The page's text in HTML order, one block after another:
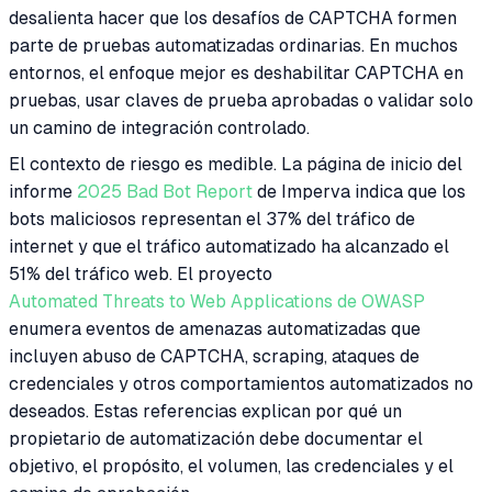
desalienta hacer que los desafíos de CAPTCHA formen
parte de pruebas automatizadas ordinarias. En muchos
entornos, el enfoque mejor es deshabilitar CAPTCHA en
pruebas, usar claves de prueba aprobadas o validar solo
un camino de integración controlado.
El contexto de riesgo es medible. La página de inicio del
informe 2025 Bad Bot Report de Imperva indica que los
bots maliciosos representan el 37% del tráfico de
internet y que el tráfico automatizado ha alcanzado el
51% del tráfico web. El proyecto
Automated Threats to Web Applications de OWASP
enumera eventos de amenazas automatizadas que
incluyen abuso de CAPTCHA, scraping, ataques de
credenciales y otros comportamientos automatizados no
deseados. Estas referencias explican por qué un
propietario de automatización debe documentar el
objetivo, el propósito, el volumen, las credenciales y el